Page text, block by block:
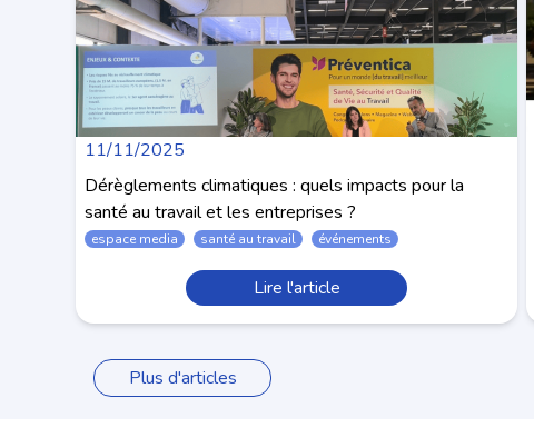
11/11/2025
Dérèglements climatiques : quels impacts pour la
santé au travail et les entreprises ?
espace media santé au travail événements
Lire l'article
Plus d'articles